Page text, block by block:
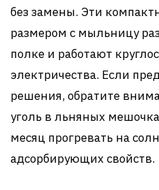
без замены. Эти
размером с мыльницу
полке и работают
электричества. Если
решения, обратите
уголь в льняных
месяц прогревать на
адсорбирующих свойств.